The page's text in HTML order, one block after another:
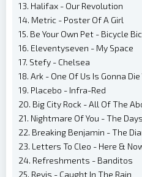
13. Halifax - Our Revolution
14. Metric - Poster Of A Girl
15. Be Your Own Pet - Bicycle
16. Eleventyseven - My Space
17. Stefy - Chelsea
18. Ark - One Of Us Is Gonna Die
19. Placebo - Infra-Red
20. Big City Rock - All Of The
21. Nightmare Of You - The
22. Breaking Benjamin - The
23. Letters To Cleo - Here &
24. Refreshments - Banditos
25. Revis - Caught In The Rain